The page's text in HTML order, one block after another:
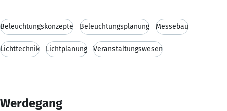
Beleuchtungskonzepte Beleuchtungsplanung Messebau
Lichttechnik Lichtplanung Veranstaltungswesen
Werdegang